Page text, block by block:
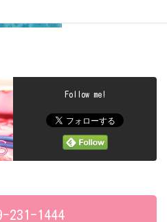
Follow me!
231-1444